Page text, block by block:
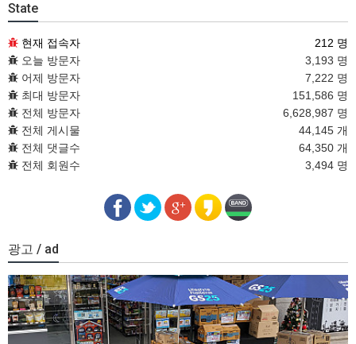
State
현재 접속자
212 명
오늘 방문자
3,193 명
어제 방문자
7,222 명
최대 방문자
151,586 명
전체 방문자
6,628,987 명
전체 게시물
44,145 개
전체 댓글수
64,350 개
전체 회원수
3,494 명
광고 / ad